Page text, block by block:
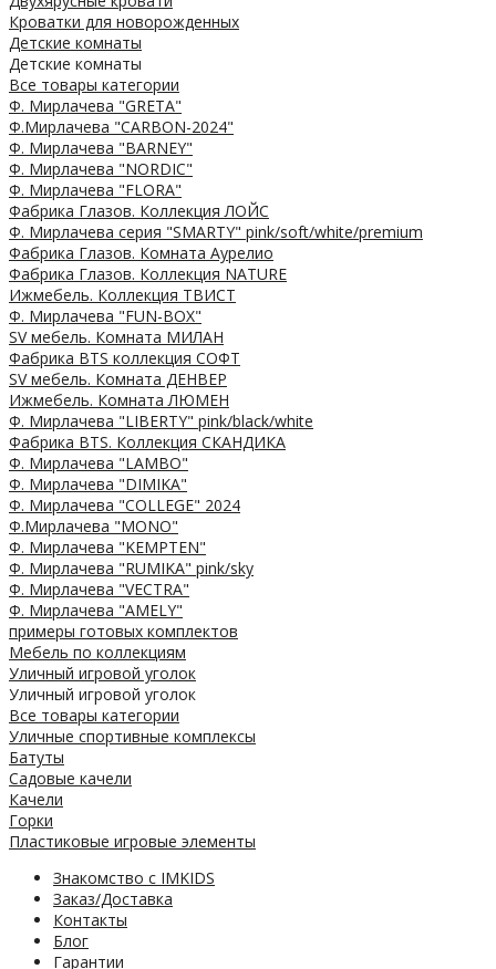
Кроватки для новорожденных
Детские комнаты
Детские комнаты
Все товары категории
Ф. Мирлачева "GRETA"
Ф.Мирлачева "CARBON-2024"
Ф. Мирлачева "BARNEY"
Ф. Мирлачева "NORDIC"
Ф. Мирлачева "FLORA"
Фабрика Глазов. Коллекция ЛОЙС
Ф. Мирлачева серия "SMARTY" pink/soft/white/premium
Фабрика Глазов. Комната Аурелио
Фабрика Глазов. Коллекция NATURE
Ижмебель. Коллекция ТВИСТ
Ф. Мирлачева "FUN-BOX"
SV мебель. Комната МИЛАН
Фабрика BTS коллекция СОФТ
SV мебель. Комната ДЕНВЕР
Ижмебель. Комната ЛЮМЕН
Ф. Мирлачева "LIBERTY" pink/black/white
Фабрика BTS. Коллекция СКАНДИКА
Ф. Мирлачева "LAMBO"
Ф. Мирлачева "DIMIKA"
Ф. Мирлачева "COLLEGE" 2024
Ф.Мирлачева "MONO"
Ф. Мирлачева "KEMPTEN"
Ф. Мирлачева "RUMIKA" pink/sky
Ф. Мирлачева "VECTRA"
Ф. Мирлачева "AMELY"
примеры готовых комплектов
Мебель по коллекциям
Уличный игровой уголок
Уличный игровой уголок
Все товары категории
Уличные спортивные комплексы
Батуты
Садовые качели
Качели
Горки
Пластиковые игровые элементы
Знакомство с IMKIDS
Заказ/Доставка
Контакты
Блог
Гарантии